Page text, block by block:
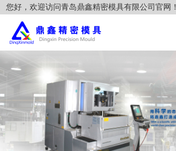
您好，欢迎访问青岛鼎鑫精密模具有限公司官网！